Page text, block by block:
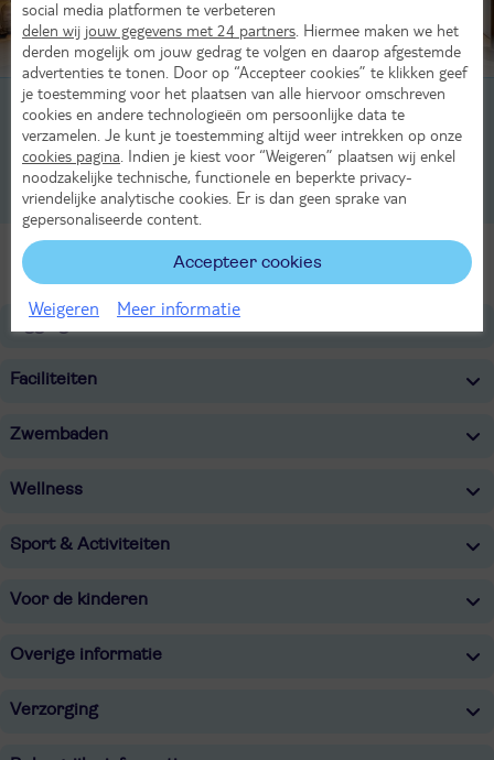
Beoordeling van 6 TUI-gasten
2-persoonskamer, Inlandview, 2-2 pers
2-persoonskamer, Standard Riverview, 2-2 pers
2-persoonskamer, Deluxe Suite, 2-4 pers
Ligging
Faciliteiten
Zwembaden
Wellness
Sport & Activiteiten
Voor de kinderen
Overige informatie
Verzorging
social media platformen te verbeteren
delen wij jouw gegevens met 24 partners . Hiermee maken we het
derden mogelijk om jouw gedrag te volgen en daarop afgestemde
advertenties te tonen. Door op “Accepteer cookies” te klikken geef
je toestemming voor het plaatsen van alle hiervoor omschreven
cookies en andere technologieën om persoonlijke data te
verzamelen. Je kunt je toestemming altijd weer intrekken op onze
cookies pagina . Indien je kiest voor “Weigeren” plaatsen wij enkel
noodzakelijke technische, functionele en beperkte privacy-
vriendelijke analytische cookies. Er is dan geen sprake van
gepersonaliseerde content.
Accepteer cookies
Weigeren Meer informatie